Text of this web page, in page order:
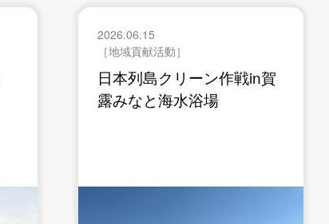
2026.06.15
［地域貢献活動］
日本列島クリーン作戦in賀
露みなと海水浴場